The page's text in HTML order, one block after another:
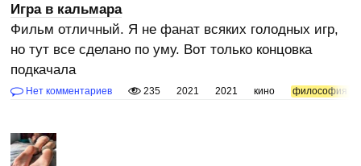
Игра в кальмара
Фильм отличный. Я не фанат всяких голодных игр,
но тут все сделано по уму. Вот только концовка
подкачала
Нет комментариев 235 2021 2021 кино философия